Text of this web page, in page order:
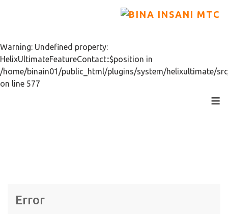
Warning: Undefined property:
HelixUltimateFeatureContact::$position in
/home/binain01/public_html/plugins/system/helixultimate/
on line 577
≡
Error